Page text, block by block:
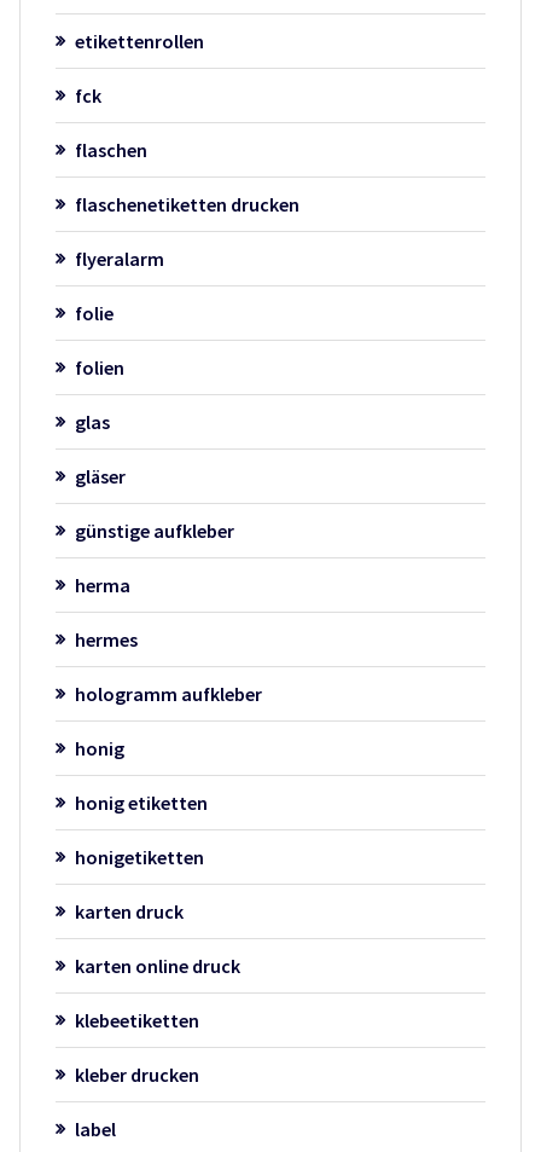
etikettenrollen
fck
flaschen
flaschenetiketten drucken
flyeralarm
folie
folien
glas
gläser
günstige aufkleber
herma
hermes
hologramm aufkleber
honig
honig etiketten
honigetiketten
karten druck
karten online druck
klebeetiketten
kleber drucken
label